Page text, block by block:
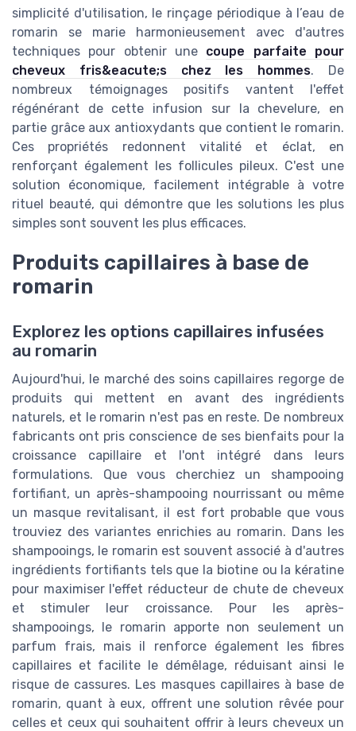
simplicité d'utilisation, le rinçage périodique à l’eau de
romarin se marie harmonieusement avec d'autres
techniques pour obtenir une coupe parfaite pour
cheveux fris&eacute;s chez les hommes. De
nombreux témoignages positifs vantent l'effet
régénérant de cette infusion sur la chevelure, en
partie grâce aux antioxydants que contient le romarin.
Ces propriétés redonnent vitalité et éclat, en
renforçant également les follicules pileux. C'est une
solution économique, facilement intégrable à votre
rituel beauté, qui démontre que les solutions les plus
simples sont souvent les plus efficaces.
Produits capillaires à base de
romarin
Explorez les options capillaires infusées
au romarin
Aujourd'hui, le marché des soins capillaires regorge de
produits qui mettent en avant des ingrédients
naturels, et le romarin n'est pas en reste. De nombreux
fabricants ont pris conscience de ses bienfaits pour la
croissance capillaire et l'ont intégré dans leurs
formulations. Que vous cherchiez un shampooing
fortifiant, un après-shampooing nourrissant ou même
un masque revitalisant, il est fort probable que vous
trouviez des variantes enrichies au romarin. Dans les
shampooings, le romarin est souvent associé à d'autres
ingrédients fortifiants tels que la biotine ou la kératine
pour maximiser l'effet réducteur de chute de cheveux
et stimuler leur croissance. Pour les après-
shampooings, le romarin apporte non seulement un
parfum frais, mais il renforce également les fibres
capillaires et facilite le démêlage, réduisant ainsi le
risque de cassures. Les masques capillaires à base de
romarin, quant à eux, offrent une solution rêvée pour
celles et ceux qui souhaitent offrir à leurs cheveux un